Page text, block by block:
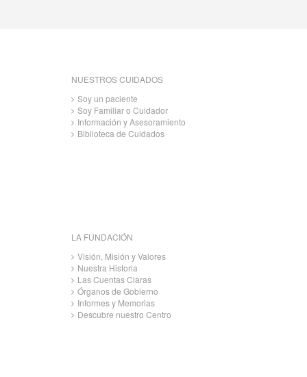
NUESTROS CUIDADOS
Soy un paciente
Soy Familiar o Cuidador
Información y Asesoramiento
Biblioteca de Cuidados
LA FUNDACIÓN
Visión, Misión y Valores
Nuestra Historia
Las Cuentas Claras
Órganos de Gobierno
Informes y Memorias
Descubre nuestro Centro